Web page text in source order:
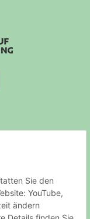
Sie den
YouTube,
ändern